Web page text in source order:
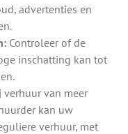
advertenties en
Controleer of de
inschatting kan tot
verhuur van meer
kan uw
verhuur, met